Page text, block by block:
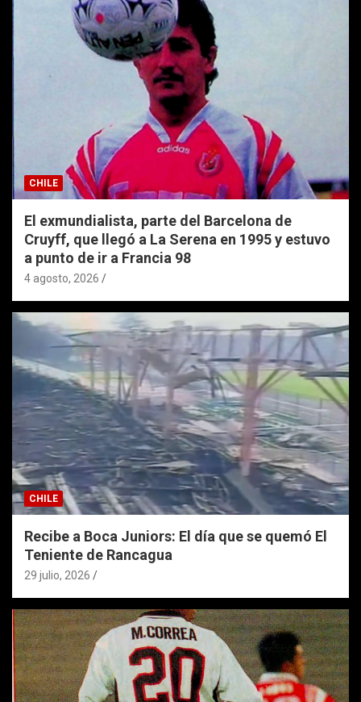
CHILE
El exmundialista, parte del Barcelona de
Cruyff, que llegó a La Serena en 1995 y estuvo
a punto de ir a Francia 98
4 agosto, 2026
CHILE
Recibe a Boca Juniors: El día que se quemó El
Teniente de Rancagua
29 julio, 2026